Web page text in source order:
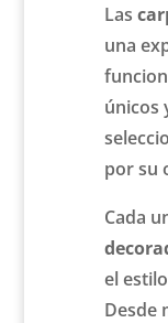
Las
una
únicos
por su
Cada
el
Desde